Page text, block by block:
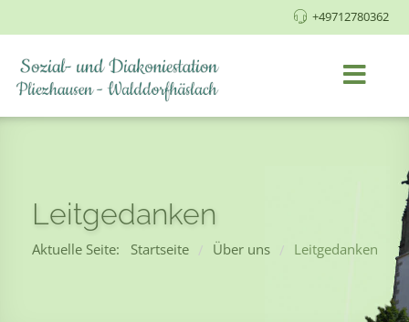
+49712780362
Leitgedanken
Aktuelle Seite: Startseite / Über uns / Leitgedanken